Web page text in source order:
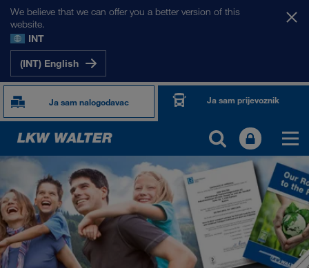
We believe that we can offer you a better version of this
website.
INT
(INT) English
Ja sam nalogodavac Ja sam prijevoznik
O NAMA
Informacije o poduzeću
SHEQ-menadžment